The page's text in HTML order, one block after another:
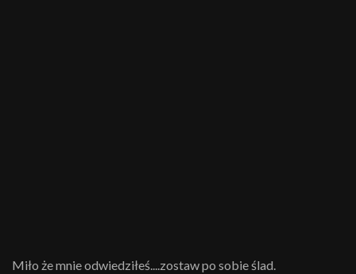
Miło że mnie odwiedziłeś....zostaw po sobie ślad.